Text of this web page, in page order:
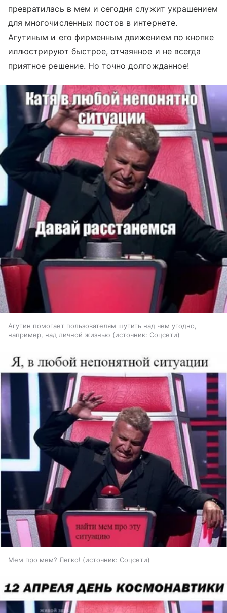
превратилась в мем и сегодня служит украшением
для многочисленных постов в интернете.
Агутиным и его фирменным движением по кнопке
иллюстрируют быстрое, отчаянное и не всегда
приятное решение. Но точно долгожданное!
Агутин помогает пользователям шутить над чем угодно,
например, над личной жизнью
источник: Соцсети
Мем про мем? Легко! источник: Соцсети